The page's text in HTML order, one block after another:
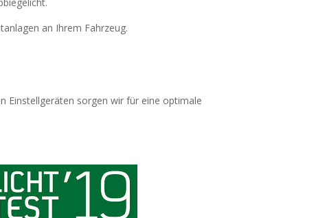
an Ihrem Fahrzeug.
Einstellgeräten sorgen wir für eine optimale